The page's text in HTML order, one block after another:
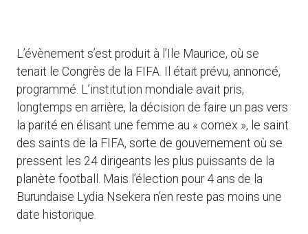
L’évènement s’est produit à l’Ile Maurice, où se
tenait le Congrès de la FIFA. Il était prévu, annoncé,
programmé. L’institution mondiale avait pris,
longtemps en arrière, la décision de faire un pas vers
la parité en élisant une femme au « comex », le saint
des saints de la FIFA, sorte de gouvernement où se
pressent les 24 dirigeants les plus puissants de la
planète football. Mais l’élection pour 4 ans de la
Burundaise Lydia Nsekera n’en reste pas moins une
date historique.